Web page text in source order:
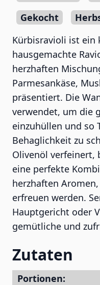
Gekocht
Kürbisravioli ist ein
hausgemachte
herzhaften
Parmesankäse,
präsentiert. Die
verwendet, um die
einzuhüllen und so
Behaglichkeit zu
Olivenöl verfeinert,
eine perfekte
herzhaften
erfreuen werden.
Hauptgericht oder
gemütliche und
Zutaten
Portionen: